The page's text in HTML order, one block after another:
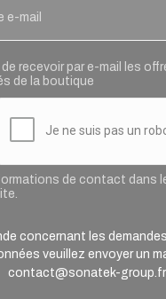
recevoir par e-mail les
de la boutique
de contact dans
concernant les
veuillez envoyer un
contact@sonatek-group.fr